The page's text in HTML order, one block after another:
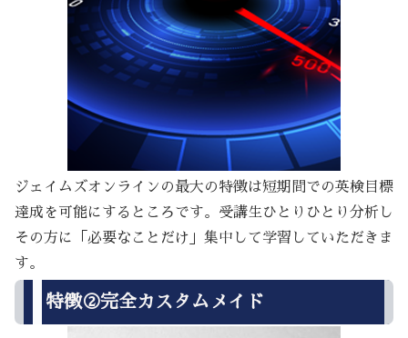
ジェイムズオンラインの最大の特徴は短期間での英検目標
達成を可能にするところです。受講生ひとりひとり分析し
その方に「必要なことだけ」集中して学習していただきま
す。
特徴②完全カスタムメイド